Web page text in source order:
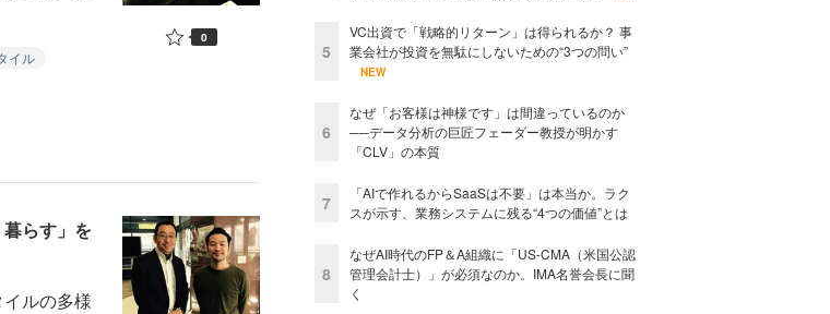
イル
0
らす」を
ルの多様
5
VC出資で「戦略的リターン」は得られるか？ 事
業会社が投資を無駄にしないための“3つの問い”
NEW
6
なぜ「お客様は神様です」は間違っているのか
──データ分析の巨匠フェーダー教授が明かす
「CLV」の本質
7
「AIで作れるからSaaSは不要」は本当か。ラク
スが示す、業務システムに残る“4つの価値”とは
8
なぜAI時代のFP＆A組織に「US-CMA（米国公認
管理会計士）」が必須なのか。IMA名誉会長に聞
く